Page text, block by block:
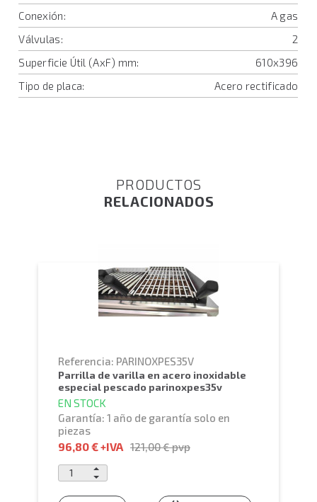
Conexión:
A gas
Válvulas:
2
Superficie Útil (AxF) mm:
610x396
Tipo de placa:
Acero rectificado
PRODUCTOS
RELACIONADOS
Referencia: PARINOXPES35V
parrilla de varilla en acero inoxidable
especial pescado parinoxpes35v
EN STOCK
Garantía: 1 año de garantía solo en
piezas
96,80 €+IVA 121,00 €pvp